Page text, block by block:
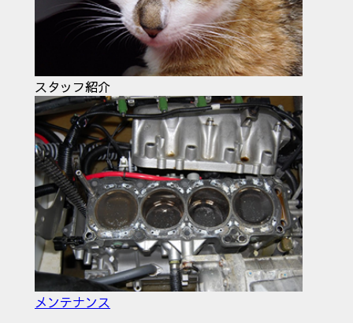
スタッフ紹介
メンテナンス